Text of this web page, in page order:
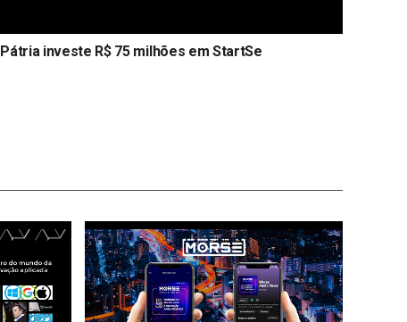
Pátria investe R$ 75 milhões em StartSe